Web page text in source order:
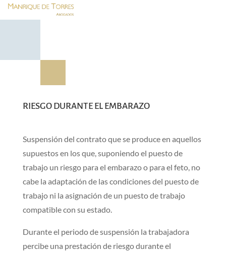
RIESGO DURANTE EL EMBARAZO
Suspensión del contrato que se produce en aquellos
supuestos en los que, suponiendo el puesto de
trabajo un riesgo para el embarazo o para el feto, no
cabe la adaptación de las condiciones del puesto de
trabajo ni la asignación de un puesto de trabajo
compatible con su estado.
Durante el periodo de suspensión la trabajadora
percibe una prestación de riesgo durante el